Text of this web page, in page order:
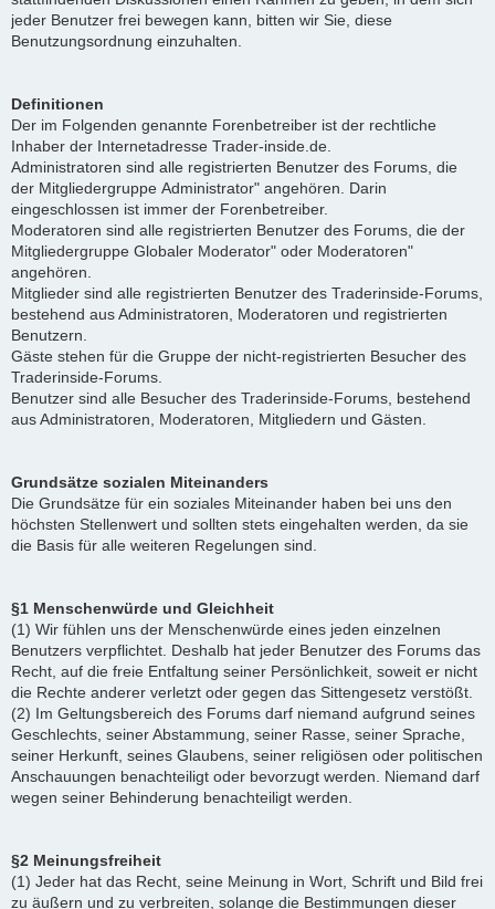
jeder Benutzer frei bewegen kann, bitten wir Sie, diese
Benutzungsordnung einzuhalten.
Definitionen
Der im Folgenden genannte Forenbetreiber ist der rechtliche
Inhaber der Internetadresse Trader-inside.de.
Administratoren sind alle registrierten Benutzer des Forums, die
der Mitgliedergruppe Administrator" angehören. Darin
eingeschlossen ist immer der Forenbetreiber.
Moderatoren sind alle registrierten Benutzer des Forums, die der
Mitgliedergruppe Globaler Moderator" oder Moderatoren"
angehören.
Mitglieder sind alle registrierten Benutzer des Traderinside-Forums,
bestehend aus Administratoren, Moderatoren und registrierten
Benutzern.
Gäste stehen für die Gruppe der nicht-registrierten Besucher des
Traderinside-Forums.
Benutzer sind alle Besucher des Traderinside-Forums, bestehend
aus Administratoren, Moderatoren, Mitgliedern und Gästen.
Grundsätze sozialen Miteinanders
Die Grundsätze für ein soziales Miteinander haben bei uns den
höchsten Stellenwert und sollten stets eingehalten werden, da sie
die Basis für alle weiteren Regelungen sind.
§1 Menschenwürde und Gleichheit
(1) Wir fühlen uns der Menschenwürde eines jeden einzelnen
Benutzers verpflichtet. Deshalb hat jeder Benutzer des Forums das
Recht, auf die freie Entfaltung seiner Persönlichkeit, soweit er nicht
die Rechte anderer verletzt oder gegen das Sittengesetz verstößt.
(2) Im Geltungsbereich des Forums darf niemand aufgrund seines
Geschlechts, seiner Abstammung, seiner Rasse, seiner Sprache,
seiner Herkunft, seines Glaubens, seiner religiösen oder politischen
Anschauungen benachteiligt oder bevorzugt werden. Niemand darf
wegen seiner Behinderung benachteiligt werden.
§2 Meinungsfreiheit
(1) Jeder hat das Recht, seine Meinung in Wort, Schrift und Bild frei
zu äußern und zu verbreiten, solange die Bestimmungen dieser